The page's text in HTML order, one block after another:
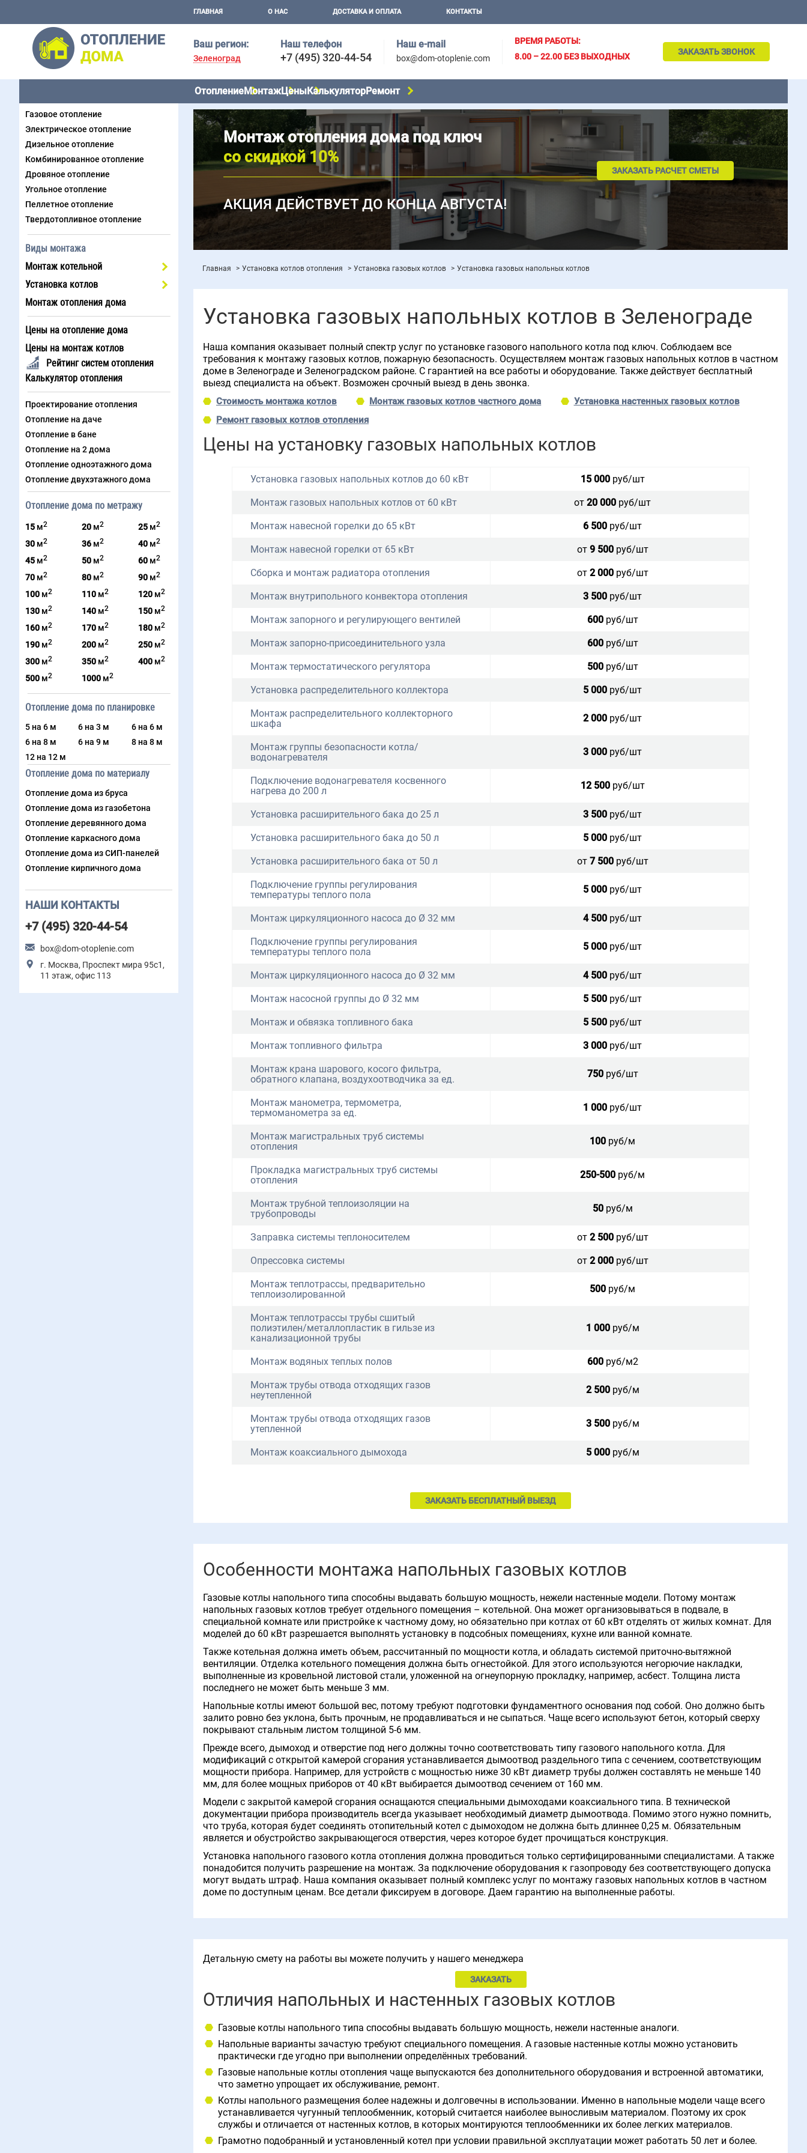
ГЛАВНАЯ О НАС ДОСТАВКА И ОПЛАТА КОНТАКТЫ
Ваш регион:
Зеленоград
Наш телефон
+7 (495) 320-44-54
Наш e-mail
box@dom-otoplenie.com
ВРЕМЯ РАБОТЫ:
8.00 – 22.00 БЕЗ ВЫХОДНЫХ
ЗАКАЗАТЬ ЗВОНОК
ОтоплениеМонтажЦеныКалькуляторРемонт
Газовое отопление
Электрическое отопление
Дизельное отопление
Комбинированное отопление
Дровяное отопление
Угольное отопление
Пеллетное отопление
Твердотопливное отопление
Виды монтажа
Монтаж котельной
Установка котлов
Монтаж отопления дома
Цены на отопление дома
Цены на монтаж котлов
Рейтинг систем отопления
Калькулятор отопления
Проектирование отопления
Отопление на даче
Отопление в бане
Отопление на 2 дома
Отопление одноэтажного дома
Отопление двухэтажного дома
Отопление дома по метражу
15 м2
30 м2
45 м2
70 м2
100 м2
130 м2
160 м2
190 м2
300 м2
500 м2
20 м2
36 м2
50 м2
80 м2
110 м2
140 м2
170 м2
200 м2
350 м2
1000 м2
25 м2
40 м2
60 м2
90 м2
120 м2
150 м2
180 м2
250 м2
400 м2
Отопление дома по планировке
5 на 6 м 6 на 3 м
6 на 6 м
6 на 8 м
6 на 9 м
8 на 8 м
12 на 12 м
Отопление дома по материалу
Отопление дома из бруса
Отопление дома из газобетона
Отопление деревянного дома
Отопление каркасного дома
Отопление дома из СИП-панелей
Отопление кирпичного дома
НАШИ КОНТАКТЫ
+7 (495) 320-44-54
box@dom-otoplenie.com
г. Москва, Проспект мира 95с1,
11 этаж, офис 113
Монтаж отопления дома под ключ
со скидкой 10%
АКЦИЯ ДЕЙСТВУЕТ ДО КОНЦА АВГУСТА!
ЗАКАЗАТЬ РАСЧЕТ СМЕТЫ
Главная Установка котлов отопления Установка газовых котлов Установка газовых напольных котлов
Установка газовых напольных котлов в Зеленограде
Наша компания оказывает полный спектр услуг по установке газового напольного котла под ключ. Соблюдаем все
требования к монтажу газовых котлов, пожарную безопасность. Осуществляем монтаж газовых напольных котлов в частном
доме в Зеленoграде и Зеленоградском районе. С гарантией на все работы и оборудование. Также действует бесплатный
выезд специалиста на объект. Возможен срочный выезд в день звонка.
Стоимость монтажа котлов Монтаж газовых котлов частного дома
Установка настенных газовых котлов
Ремонт газовых котлов отопления
Цены на установку газовых напольных котлов
Установка газовых напольных котлов до 60 кВт 15 000 руб/шт
Монтаж газовых напольных котлов от 60 кВт от 20 000 руб/шт
Монтаж навесной горелки до 65 кВт 6 500 руб/шт
Монтаж навесной горелки от 65 кВт от 9 500руб/шт
Сборка и монтаж радиатора отопления от 2 000руб/шт
Монтаж внутрипольного конвектора отопления 3 500 руб/шт
Монтаж запорного и регулирующего вентилей 600руб/шт
Монтаж запорно-присоединительного узла 600руб/шт
Монтаж термостатического регулятора 500руб/шт
Установка распределительного коллектора 5 000 руб/шт
Монтаж распределительного коллекторного
шкафа
2 000 руб/шт
Монтаж группы безопасности котла/
водонагревателя
3 000 руб/шт
Подключение водонагревателя косвенного
нагрева до 200 л
12 500руб/шт
Установка расширительного бака до 25 л 3 500 руб/шт
Установка расширительного бака до 50 л 5 000 руб/шт
Установка расширительного бака от 50 л от 7 500руб/шт
Подключение группы регулирования
температуры теплого пола
5 000 руб/шт
Монтаж циркуляционного насоса до Ø 32 мм 4 500 руб/шт
Подключение группы регулирования
температуры теплого пола
5 000 руб/шт
Монтаж циркуляционного насоса до Ø 32 мм 4 500 руб/шт
Монтаж насосной группы до Ø 32 мм 5 500 руб/шт
Монтаж и обвязка топливного бака 5 500 руб/шт
Монтаж топливного фильтра 3 000 руб/шт
Монтаж крана шарового, косого фильтра,
обратного клапана, воздухоотводчика за ед.
750руб/шт
Монтаж манометра, термометра,
термоманометра за ед.
1 000 руб/шт
Монтаж магистральных труб системы
отопления
100 руб/м
Прокладка магистральных труб системы
отопления
250-500 руб/м
Монтаж трубной теплоизоляции на
трубопроводы
50руб/м
Заправка системы теплоносителем от 2 500руб/шт
Опрессовка системы от 2 000руб/шт
Монтаж теплотрассы, предварительно
теплоизолированной
500 руб/м
Монтаж теплотрассы трубы сшитый
полиэтилен/металлопластик в гильзе из
канализационной трубы
1 000руб/м
Монтаж водяных теплых полов 600руб/м2
Монтаж трубы отвода отходящих газов
неутепленной
2 500руб/м
Монтаж трубы отвода отходящих газов
утепленной
3 500руб/м
Монтаж коаксиального дымохода 5 000руб/м
ЗАКАЗАТЬ БЕСПЛАТНЫЙ ВЫЕЗД
Особенности монтажа напольных газовых котлов
Газовые котлы напольного типа способны выдавать большую мощность, нежели настенные модели. Потому монтаж
напольных газовых котлов требует отдельного помещения – котельной. Она может организовываться в подвале, в
специальной комнате или пристройке к частному дому, но обязательно при котлах от 60 кВт отделять от жилых комнат. Для
моделей до 60 кВт разрешается выполнять установку в подсобных помещениях, кухне или ванной комнате.
Также котельная должна иметь объем, рассчитанный по мощности котла, и обладать системой приточно-вытяжной
вентиляции. Отделка котельного помещения должна быть огнестойкой. Для этого используются негорючие накладки,
выполненные из кровельной листовой стали, уложенной на огнеупорную прокладку, например, асбест. Толщина листа
последнего не может быть меньше 3 мм.
Напольные котлы имеют большой вес, потому требуют подготовки фундаментного основания под собой. Оно должно быть
залито ровно без уклона, быть прочным, не продавливаться и не сыпаться. Чаще всего используют бетон, который сверху
покрывают стальным листом толщиной 5-6 мм.
Прежде всего, дымоход и отверстие под него должны точно соответствовать типу газового напольного котла. Для
модификаций с открытой камерой сгорания устанавливается дымоотвод раздельного типа с сечением, соответствующим
мощности прибора. Например, для устройств с мощностью ниже 30 кВт диаметр трубы должен составлять не меньше 140
мм, для более мощных приборов от 40 кВт выбирается дымоотвод сечением от 160 мм.
Модели с закрытой камерой сгорания оснащаются специальными дымоходами коаксиального типа. В технической
документации прибора производитель всегда указывает необходимый диаметр дымоотвода. Помимо этого нужно помнить,
что труба, которая будет соединять отопительный котел с дымоходом не должна быть длиннее 0,25 м. Обязательным
является и обустройство закрывающегося отверстия, через которое будет прочищаться конструкция.
Установка напольного газового котла отопления должна проводиться только сертифицированными специалистами. А также
понадобится получить разрешение на монтаж. За подключение оборудования к газопроводу без соответствующего допуска
могут выдать штраф. Наша компания оказывает полный комплекс услуг по монтажу газовых напольных котлов в частном
доме по доступным ценам. Все детали фиксируем в договоре. Даем гарантию на выполненные работы.
Детальную смету на работы вы можете получить у нашего менеджера
ЗАКАЗАТЬ
Отличия напольных и настенных газовых котлов
Газовые котлы напольного типа способны выдавать большую мощность, нежели настенные аналоги.
Напольные варианты зачастую требуют специального помещения. А газовые настенные котлы можно установить
практически где угодно при выполнении определённых требований.
Газовые напольные котлы отопления чаще выпускаются без дополнительного оборудования и встроенной автоматики,
что заметно упрощает их обслуживание, ремонт.
Котлы напольного размещения более надежны и долговечны в использовании. Именно в напольные модели чаще всего
устанавливается чугунный теплообменник, который считается наиболее выносливым материалом. Поэтому их срок
службы и отличается от настенных котлов, в которых монтируются теплообменники их более легких материалов.
Грамотно подобранный и установленный котел при условии правильной эксплуатации может работать 50 лет и более.